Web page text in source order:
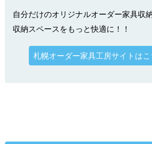
自分だけのオリジナルオーダー家具収
収納スペースをもっと快適に！！
札幌オーダー家具工房サイトはこ